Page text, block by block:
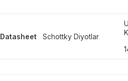
Datasheet Schottky Diyotlar